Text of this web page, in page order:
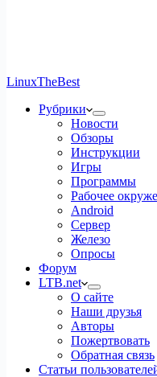
LinuxTheBest
Рубрики
Новости
Обзоры
Инструкции
Игры
Программы
Рабочее
Android
Сервер
Железо
Опросы
Форум
LTB.net
О сайте
Наши друзья
Авторы
Пожертвовать
Обратная связь
Статьи